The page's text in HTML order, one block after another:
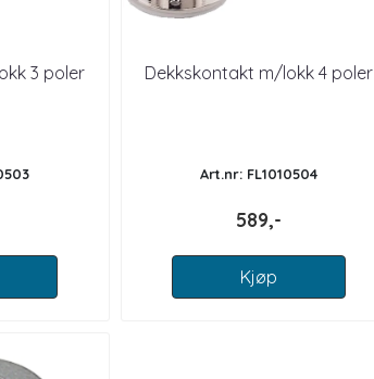
3 poler Dekkskontakt m/lokk 4 poler
Art.nr: FL1010504
589,-
Kjøp